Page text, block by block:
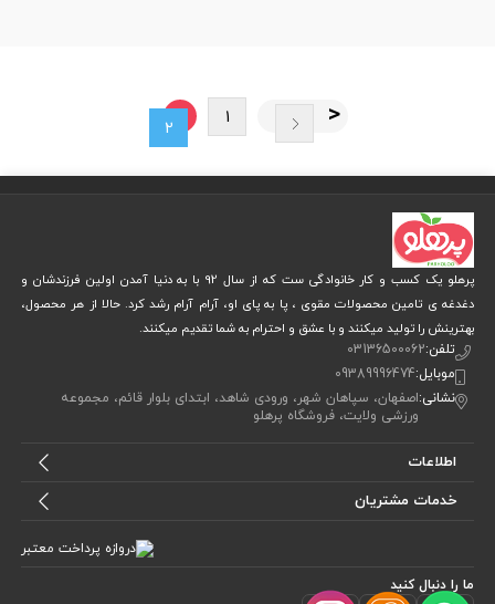
1
2
پرهلو یک کسب و کار خانوادگی ست که از سال 92 با به دنیا آمدن اولین فرزندشان و
دغدغه ی تامین محصولات مقوی ، پا به پای او، آرام آرام رشد کرد. حالا از هر محصول،
بهترینش را تولید میکنند و با عشق و احترام به شما تقدیم میکنند.
تلفن:03136500062
موبایل:09389996474
نشانی:اصفهان، سپاهان شهر، ورودی شاهد، ابتدای بلوار قائم، مجموعه
ورزشی ولایت، فروشگاه پرهلو
اطلاعات
خدمات مشتریان
ما را دنبال کنید